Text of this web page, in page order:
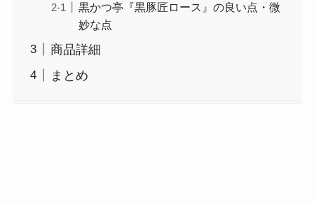
黒かつ亭『黒豚匠ロース』の良い点・微
妙な点
商品詳細
まとめ